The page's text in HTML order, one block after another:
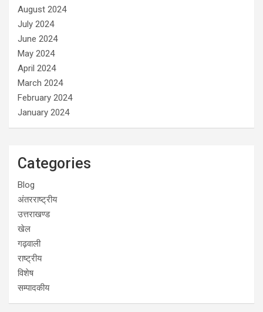
August 2024
July 2024
June 2024
May 2024
April 2024
March 2024
February 2024
January 2024
Categories
Blog
अंतरराष्ट्रीय
उत्तराखण्ड
खेल
गढ़वाली
राष्ट्रीय
विशेष
सम्पादकीय